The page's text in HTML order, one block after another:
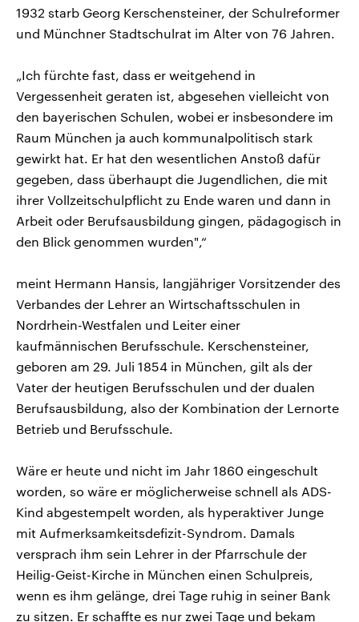
1932 starb Georg Kerschensteiner, der Schulreformer
und Münchner Stadtschulrat im Alter von 76 Jahren.
„Ich fürchte fast, dass er weitgehend in
Vergessenheit geraten ist, abgesehen vielleicht von
den bayerischen Schulen, wobei er insbesondere im
Raum München ja auch kommunalpolitisch stark
gewirkt hat. Er hat den wesentlichen Anstoß dafür
gegeben, dass überhaupt die Jugendlichen, die mit
ihrer Vollzeitschulpflicht zu Ende waren und dann in
Arbeit oder Berufsausbildung gingen, pädagogisch in
den Blick genommen wurden",“
meint Hermann Hansis, langjähriger Vorsitzender des
Verbandes der Lehrer an Wirtschaftsschulen in
Nordrhein-Westfalen und Leiter einer
kaufmännischen Berufsschule. Kerschensteiner,
geboren am 29. Juli 1854 in München, gilt als der
Vater der heutigen Berufsschulen und der dualen
Berufsausbildung, also der Kombination der Lernorte
Betrieb und Berufsschule.
Wäre er heute und nicht im Jahr 1860 eingeschult
worden, so wäre er möglicherweise schnell als ADS-
Kind abgestempelt worden, als hyperaktiver Junge
mit Aufmerksamkeitsdefizit-Syndrom. Damals
versprach ihm sein Lehrer in der Pfarrschule der
Heilig-Geist-Kirche in München einen Schulpreis,
wenn es ihm gelänge, drei Tage ruhig in seiner Bank
zu sitzen. Er schaffte es nur zwei Tage und bekam